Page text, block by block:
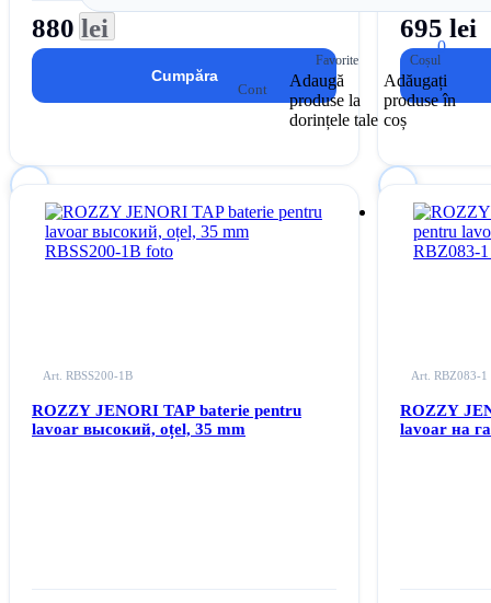
Adaugă
produse la
dorințele tale
0
Adăugați
produse în
coș
880 lei
Cumpăra
Autentificați-vă pentru
a adăuga acest produs la lista dvs. de dorințe
695 lei
Autentificați-vă
a adăuga acest
Art. RBSS200-1B
ROZZY JENORI TAP baterie pentru
lavoar высокий, oțel, 35 mm
Art. RBZ083-1
ROZZY
lavoar на